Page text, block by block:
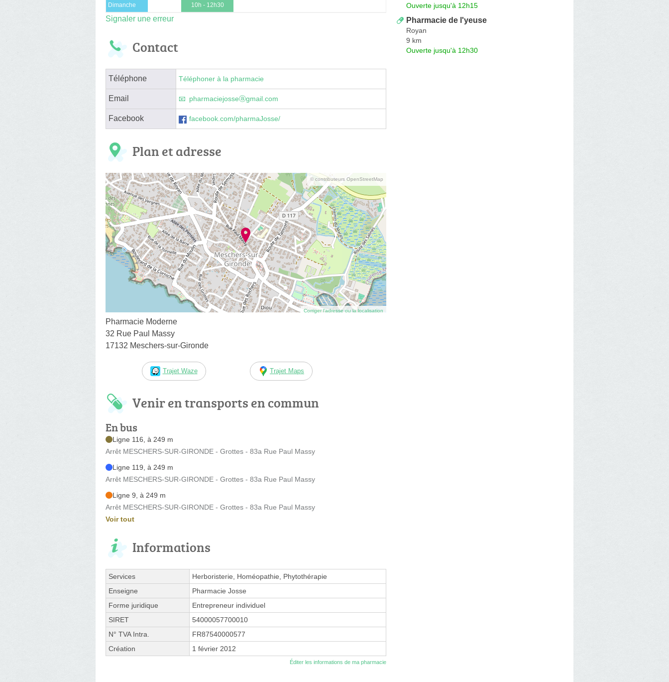
Dimanche 10h - 12h30
Signaler une erreur
Contact
Téléphone Téléphoner à la pharmacie
Email pharmaciejosseⓐgmail.com
Facebook facebook.com/pharmaJosse/
Plan et adresse
© contributeurs OpenStreetMap
Corriger l’adresse ou la localisation
Pharmacie Moderne
32 Rue Paul Massy
17132 Meschers-sur-Gironde
Trajet Waze Trajet Maps
Venir en transports en commun
En bus
Ligne 116, à 249 m
Arrêt MESCHERS-SUR-GIRONDE - Grottes - 83a Rue Paul Massy
Ligne 119, à 249 m
Arrêt MESCHERS-SUR-GIRONDE - Grottes - 83a Rue Paul Massy
Ligne 9, à 249 m
Arrêt MESCHERS-SUR-GIRONDE - Grottes - 83a Rue Paul Massy
Voir tout
Informations
Services
Herboristerie, Homéopathie, Phytothérapie
Enseigne
Pharmacie Josse
Forme juridique
Entrepreneur individuel
SIRET
54000057700010
N° TVA Intra.
FR87540000577
Création
1 février 2012
Éditer les informations de ma pharmacie
Ouverte jusqu'à 12h15
Pharmacie de l'yeuse
Royan
9 km
Ouverte jusqu'à 12h30